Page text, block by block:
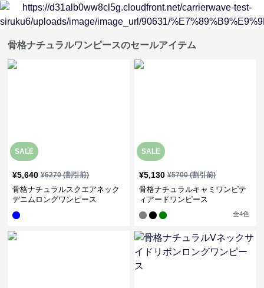
骨格ナチュラルワンピースのセールアイテム
SALE
¥5,640 ¥6270(割引前)
骨格ナチュラルスクエアネック
デニムロングワンピース
SALE
¥5,130 ¥5700(割引前)
骨格ナチュラルキャミワンピテ
ィアードワンピース
全4色